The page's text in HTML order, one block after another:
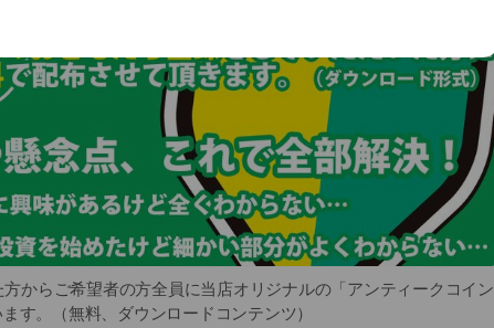
からご希望者の方全員に当店オリジナルの「アンティークコイン
す。（無料、ダウンロードコンテンツ）